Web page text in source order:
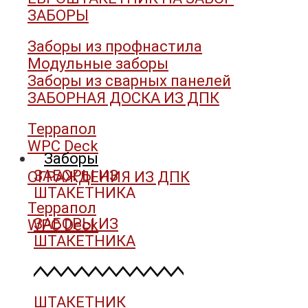
Заборы
ЗАБОРЫ ИЗ
ШТАКЕТНИКА
ЗАБОРЫ ИЗ
ШТАКЕТНИКА
ШТАКЕТНИК
ЗАБОРЫ
Заборы из профнастила
Модульные заборы
Заборы из сварных панелей
ЗАБОРНАЯ ДОСКА ИЗ ДПК
Террапол
WPC Deck
ОГРАЖДЕНИЯ ИЗ ДПК
Террапол
WPC Deck